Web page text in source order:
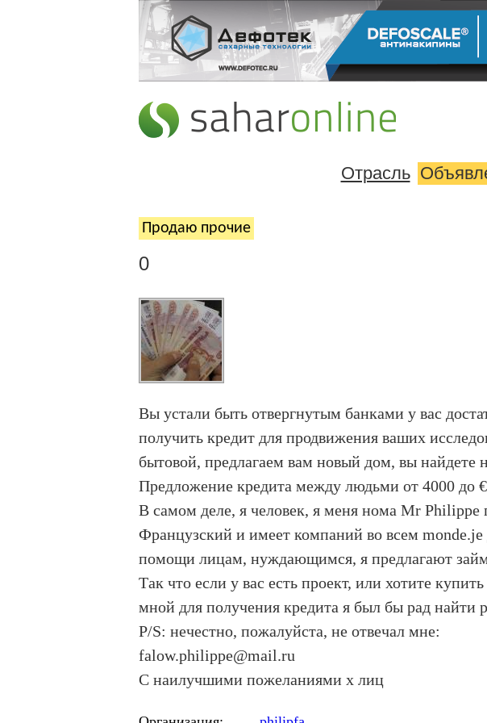
Отрасль
Продаю прочие
0
Вы устали быть отвергнутым банками у вас
получить кредит для продвижения ваших
бытовой, предлагаем вам новый дом, вы найдете
Предложение кредита между людьми от 4000 до
В самом деле, я человек, я меня нома Mr Philippe
Французский и имеет компаний во всем monde.je
помощи лицам, нуждающимся, я предлагают
Так что если у вас есть проект, или хотите
мной для получения кредита я был бы рад найти
P/S: нечестно, пожалуйста, не отвечал мне:
falow.philippe@mail.ru
С наилучшими пожеланиями х лиц